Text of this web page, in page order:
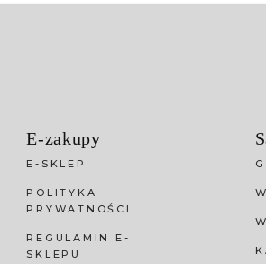
E-zakupy
E-SKLEP
POLITYKA
PRYWATNOŚCI
REGULAMIN E-
SKLEPU